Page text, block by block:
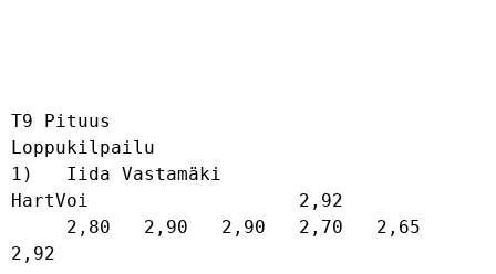
T9 Pituus
Loppukilpailu
1)   Iida Vastamäki
HartVoi                   2,92
2,92